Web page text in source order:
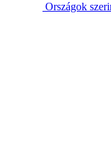
Országok